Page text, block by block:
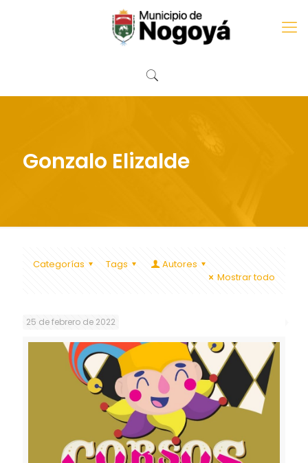
Gonzalo Elizalde
Categorías Tags
Autores
Mostrar todo
25 de febrero de 2022